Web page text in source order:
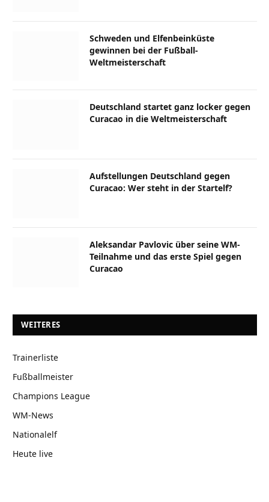
Schweden und Elfenbeinküste
gewinnen bei der Fußball-
Weltmeisterschaft
Deutschland startet ganz locker gegen
Curacao in die Weltmeisterschaft
Aufstellungen Deutschland gegen
Curacao: Wer steht in der Startelf?
Aleksandar Pavlovic über seine WM-
Teilnahme und das erste Spiel gegen
Curacao
WEITERES
Trainerliste
Fußballmeister
Champions League
WM-News
Nationalelf
Heute live